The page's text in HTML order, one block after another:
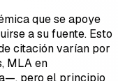
que se apoye
a su fuente. Esto
citación varían por
MLA en